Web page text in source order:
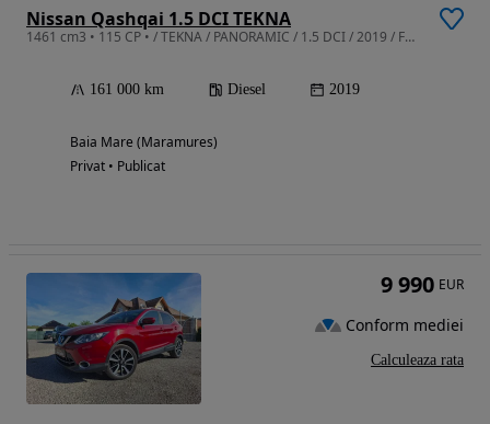
Nissan Qashqai 1.5 DCI TEKNA
1461 cm3 • 115 CP • / TEKNA / PANORAMIC / 1.5 DCI / 2019 / FULL EXTRA / RATE 0%
161 000 km Diesel 2019
Baia Mare (Maramures)
Privat • Publicat
9 990 EUR
Conform mediei
Calculeaza rata